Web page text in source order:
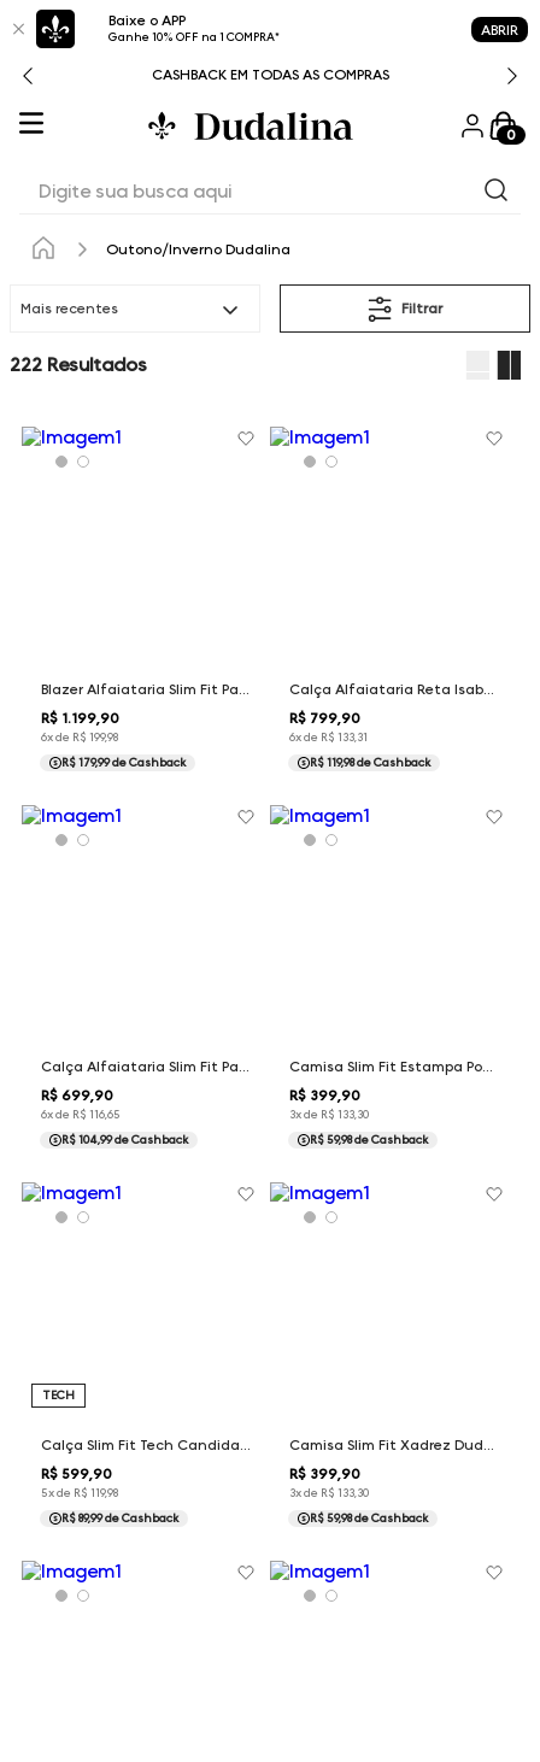
Baixe o APP
Ganhe 10% OFF na 1 COMPRA* ABRIR
CASHBACK EM TODAS AS COMPRAS
0
Outono/Inverno Dudalina
Mais recentes Filtrar
222
R$ 1.199 90
6x de R$ 199,98
R$ 179,99de Cashback
R$ 799 90
6x de R$ 133 31
R$ 119,98de Cashback
Calça Alfaiataria Slim Fit Patricia Dudalina Feminina
R$ 699,90
6x de R$ 116,65
R$ 104,99de Cashback
Camisa Slim Fit Estampa Poá Dudalina Feminina
R$ 399,90
3x de R$ 133,30
R$ 59,98de Cashback
R$ 599 90
5x de R$ 119,98
TECH
R$ 89,99de Cashback
R$ 399 90
3x de R$ 133,30
R$ 59,98de Cashback